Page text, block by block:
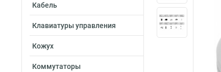
Кабель
Клавиатуры управления
Кожух
Коммутаторы